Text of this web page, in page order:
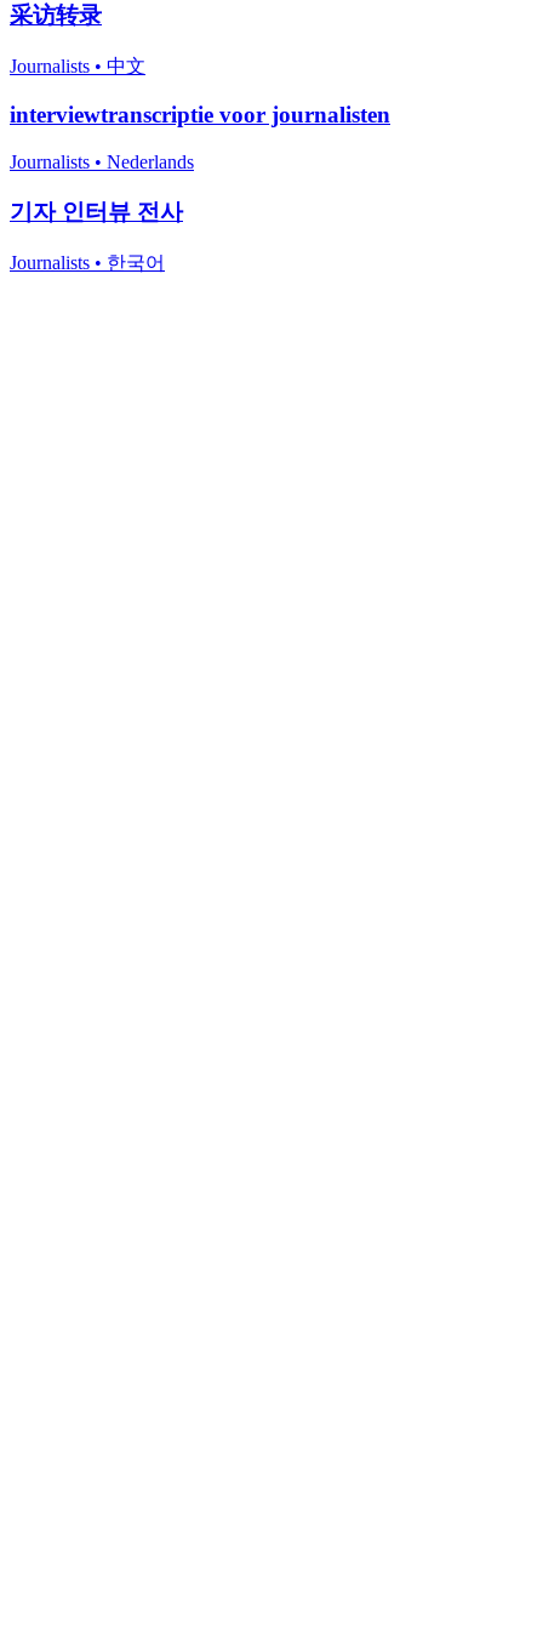
采访转录
Journalists • 中文
interviewtranscriptie voor journalisten
Journalists • Nederlands
기자 인터뷰 전사
Journalists • 한국어